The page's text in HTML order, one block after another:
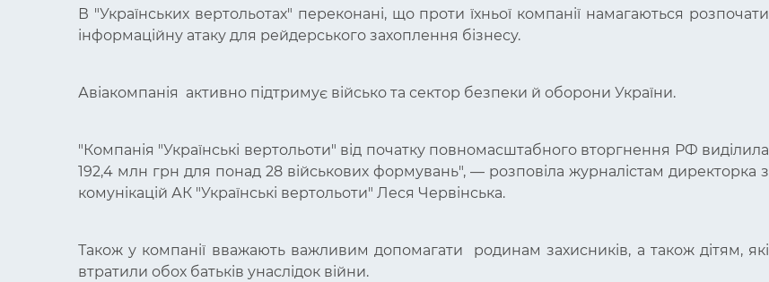
В "Українських вертольотах" переконані, що проти їхньої компанії намагаються розпочати
інформаційну атаку для рейдерського захоплення бізнесу.
Авіакомпанія активно підтримує військо та сектор безпеки й оборони України.
"Компанія "Українські вертольоти" від початку повномасштабного вторгнення РФ виділила
192,4 млн грн для понад 28 військових формувань", — розповіла журналістам директорка з
комунікацій АК "Українські вертольоти" Леся Червінська.
Також у компанії вважають важливим допомагати родинам захисників, а також дітям, які
втратили обох батьків унаслідок війни.